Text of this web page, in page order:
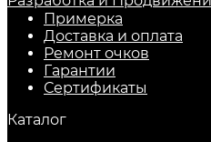
Примерка
Доставка и оплата
Ремонт очков
Гарантии
Сертификаты
Каталог